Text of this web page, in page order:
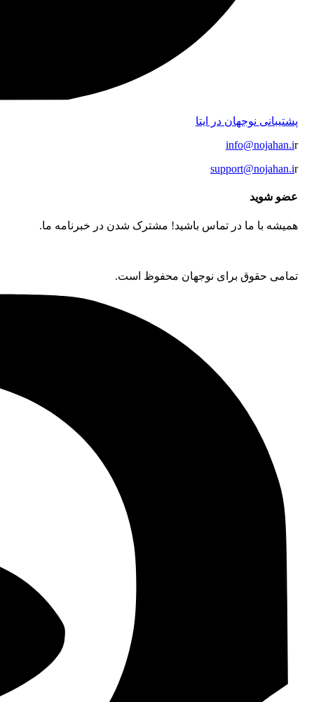
پشتیبانی نوجهان در ایتا
info@nojahan.ir
support@nojahan.ir
عضو شوید
همیشه با ما در تماس باشید! مشترک شدن در خبرنامه ما.
تمامی حقوق برای نوجهان محفوظ است.